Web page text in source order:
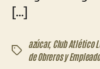
[…]
Etiquetas
azúcar,Club Atlético
de Obreros y